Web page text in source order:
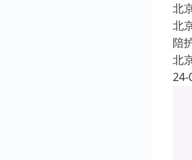
北
北
陪
北
24-